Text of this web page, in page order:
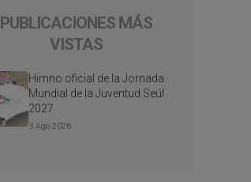
PUBLICACIONES MÁS
VISTAS
Himno oficial de la Jornada
Mundial de la Juventud Seúl
2027
3 Ago 2026